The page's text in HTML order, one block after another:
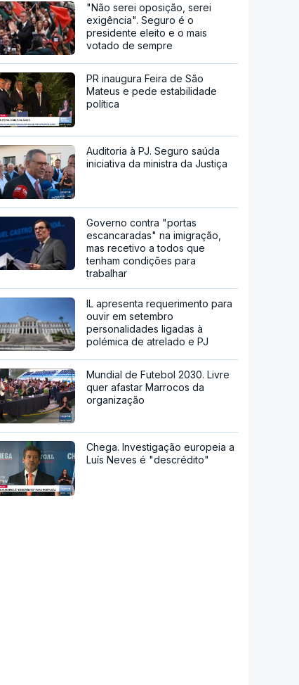
"Não serei oposição, serei
exigência". Seguro é o
presidente eleito e o mais
votado de sempre
PR inaugura Feira de São
Mateus e pede estabilidade
política
Auditoria à PJ. Seguro saúda
iniciativa da ministra da Justiça
Governo contra "portas
escancaradas" na imigração,
mas recetivo a todos que
tenham condições para
trabalhar
IL apresenta requerimento para
ouvir em setembro
personalidades ligadas à
polémica de atrelado e PJ
Mundial de Futebol 2030. Livre
quer afastar Marrocos da
organização
Chega. Investigação europeia a
Luís Neves é "descrédito"